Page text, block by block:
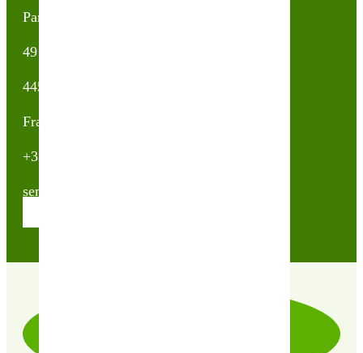
Partner & Co SAS
49 avenue du Général de Gaulle
44500 La Baule Escoublac
France
+33(0)2 40 23 63 24
sembio@partnerandco.fr